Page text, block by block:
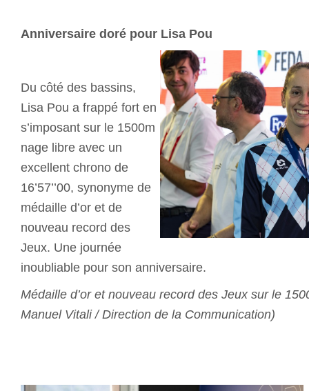
Anniversaire doré pour Lisa Pou
Du côté des bassins,
Lisa Pou a frappé fort en
s’imposant sur le 1500m
nage libre avec un
excellent chrono de
16’57’’00, synonyme de
médaille d’or et de
nouveau record des
Jeux. Une journée
inoubliable pour son anniversaire.
Médaille d’or et nouveau record des Jeux sur le
Manuel Vitali / Direction de la Communication)